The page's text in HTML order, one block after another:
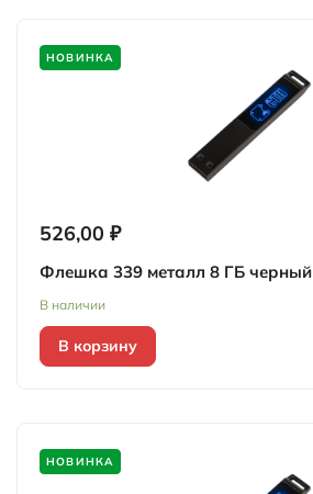
НОВИНКА
526,00 ₽
Флешка 339 металл 8 ГБ черный
В наличии
В корзину
НОВИНКА